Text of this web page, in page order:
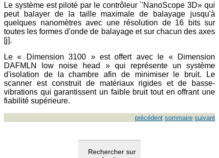
Le système est piloté par le contrôleur `'NanoScope 3D» qui
peut balayer de la taille maximale de balayage jusqu'à
quelques nanomètres avec une résolution de 16 bits sur
toutes les formes d'onde de balayage et sur chacun des axes
[j].
Le « Dimension 3100 » est offert avec le « Dimension
DAFMLN low noise head » qui représente un système
d'isolation de la chambre afin de minimiser le bruit. Le
scanner est construit de matériaux rigides et de basse-
vibrations qui garantissent un faible bruit tout en offrant une
fiabilité supérieure.
précédent sommaire suivant
Rechercher sur